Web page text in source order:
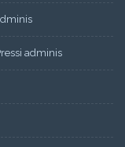
adminis